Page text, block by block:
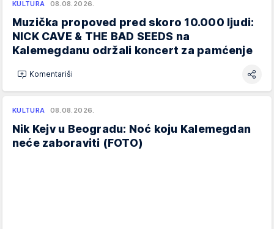
KULTURA 08.08.2026.
Muzička propoved pred skoro 10.000 ljudi:
NICK CAVE & THE BAD SEEDS na
Kalemegdanu održali koncert za pamćenje
Komentariši
KULTURA 08.08.2026.
Nik Kejv u Beogradu: Noć koju Kalemegdan
neće zaboraviti (FOTO)